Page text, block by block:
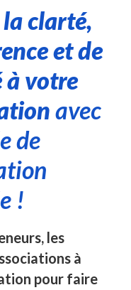
clarté,
et de
votre
avec
de
!
les
à
pour faire